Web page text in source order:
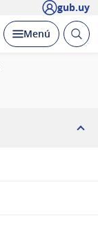
gub.uy
Desplegar
Menú Abrir